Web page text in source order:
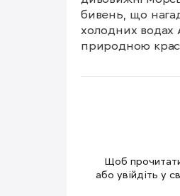
бивень, що
холодних водах
природною
Щоб
або увійдіть у